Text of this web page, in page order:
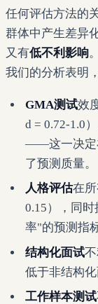
任何评估方法的
群体中产生差异
又有低不利影响
我们的分析表明
GMA测试效
d = 0.72-1.0
——这一决定
了预测质量。
人格评估在
0.15），同
率"的预测指标
结构化面试
低于非结构化
工作样本测试